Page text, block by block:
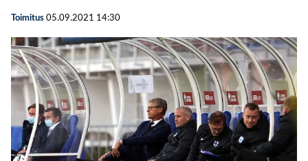
Toimitus 05.09.2021 14:30